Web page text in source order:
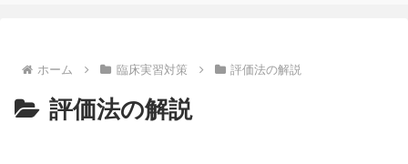
ホーム 臨床実習対策 評価法の解説
評価法の解説